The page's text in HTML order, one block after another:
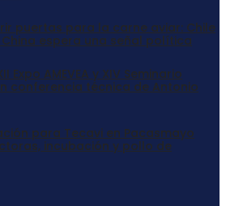
puertas para la carne aviar: Chile
espera una señal política
AMEVEA y XIV Seminario
conferencia técnica de Antonio
para Tecavi en Pacasmayo
incubación y pollo de